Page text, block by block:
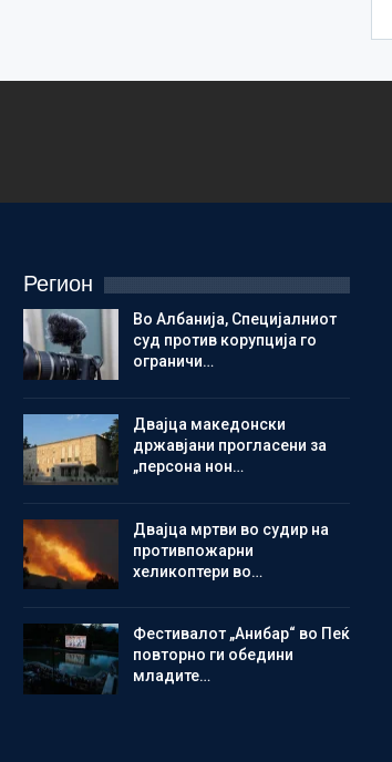
Регион
Во Албанија, Специјалниот
суд против корупција го
ограничи…
Двајца македонски
државјани прогласени за
„персона нон…
Двајца мртви во судир на
противпожарни
хеликоптери во…
Фестивалот „Анибар“ во Пеќ
повторно ги обедини
младите…